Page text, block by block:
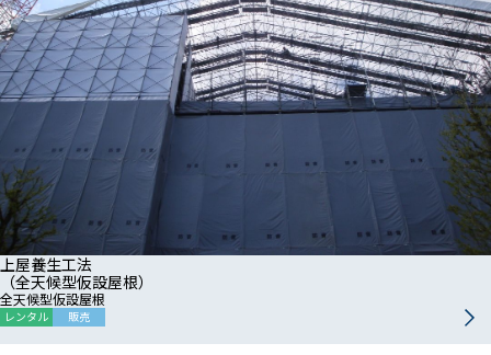
上屋養生工法
（全天候型仮設屋根）
全天候型仮設屋根
レンタル 販売